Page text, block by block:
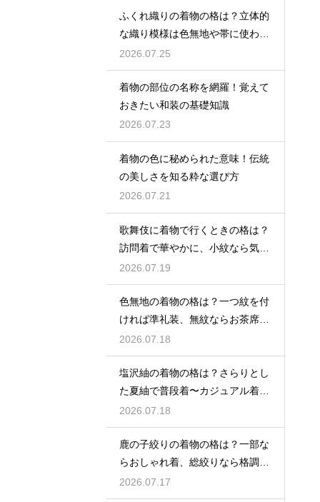
ふくれ織りの着物の格は？立体的
な織り模様は色無地や帯に使われ
格は控えめ
2026.07.25
着物の部位の名称を網羅！覚えて
おきたい和装の基礎知識
2026.07.23
着物の色に秘められた意味！伝統
の美しさを知る粋な選び方
2026.07.21
歌舞伎に着物で行くときの格は？
訪問着で華やかに、小紋なら気軽
な観劇に
2026.07.19
色無地の着物の格は？一つ紋を付
ければ準礼装、無紋ならお茶席向
きの格
2026.07.18
塩沢紬の着物の格は？さらりとし
た夏紬で普段着〜カジュアル着物
として活躍
2026.07.18
鹿の子絞りの着物の格は？一部な
らおしゃれ着、総絞りなら格調高
い晴れ着に
2026.07.17